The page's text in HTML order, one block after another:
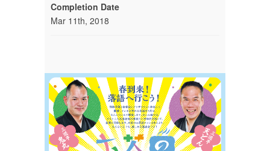
Completion Date
Mar 11th, 2018